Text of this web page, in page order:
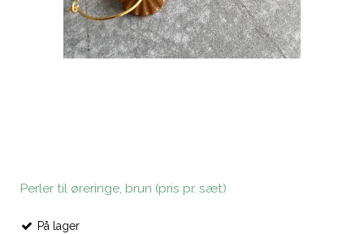
Perler til øreringe, brun (pris pr. sæt)
På lager